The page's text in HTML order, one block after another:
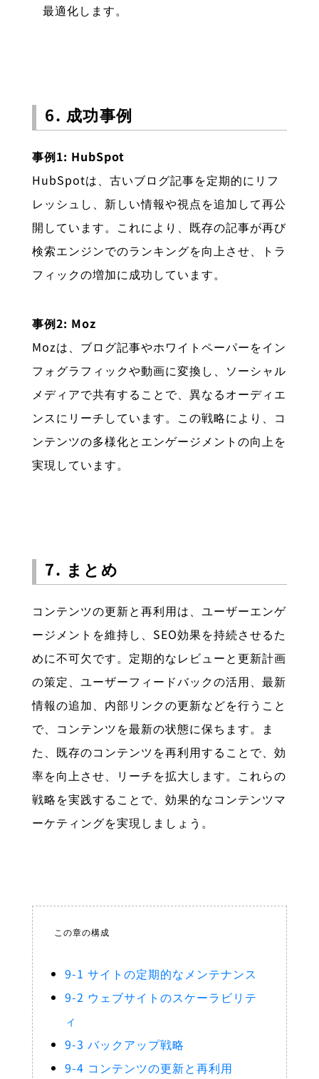
最適化します。
6. 成功事例
事例1: HubSpot
HubSpotは、古いブログ記事を定期的にリフ
レッシュし、新しい情報や視点を追加して再公
開しています。これにより、既存の記事が再び
検索エンジンでのランキングを向上させ、トラ
フィックの増加に成功しています。
事例2: Moz
Mozは、ブログ記事やホワイトペーパーをイン
フォグラフィックや動画に変換し、ソーシャル
メディアで共有することで、異なるオーディエ
ンスにリーチしています。この戦略により、コ
ンテンツの多様化とエンゲージメントの向上を
実現しています。
7. まとめ
コンテンツの更新と再利用は、ユーザーエンゲ
ージメントを維持し、SEO効果を持続させるた
めに不可欠です。定期的なレビューと更新計画
の策定、ユーザーフィードバックの活用、最新
情報の追加、内部リンクの更新などを行うこと
で、コンテンツを最新の状態に保ちます。ま
た、既存のコンテンツを再利用することで、効
率を向上させ、リーチを拡大します。これらの
戦略を実践することで、効果的なコンテンツマ
ーケティングを実現しましょう。
この章の構成
9-1 サイトの定期的なメンテナンス
9-2 ウェブサイトのスケーラビリテ
ィ
9-3 バックアップ戦略
9-4 コンテンツの更新と再利用